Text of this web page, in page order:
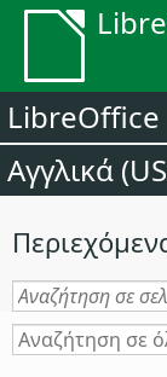
LibreOffice
Αγγλικά